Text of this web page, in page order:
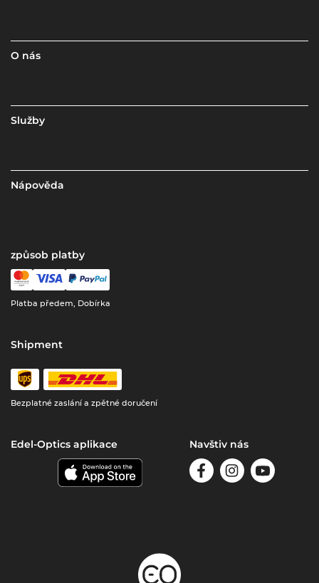
O nás
Služby
Nápověda
způsob platby
Platba předem, Dobírka
Shipment
Bezplatné zaslání a zpětné doručení
Edel-Optics aplikace Navštiv nás